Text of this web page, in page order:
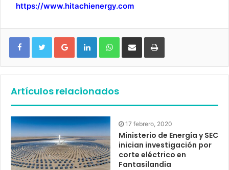
https://www.hitachienergy.com
Google+ LinkedIn WhatsApp
Artículos relacionados
17 febrero, 2020
Ministerio de Energía y SEC
inician investigación por
corte eléctrico en
Fantasilandia